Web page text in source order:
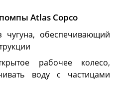
Atlas Copco
обеспечивающий
рабочее колесо,
воду с частицами